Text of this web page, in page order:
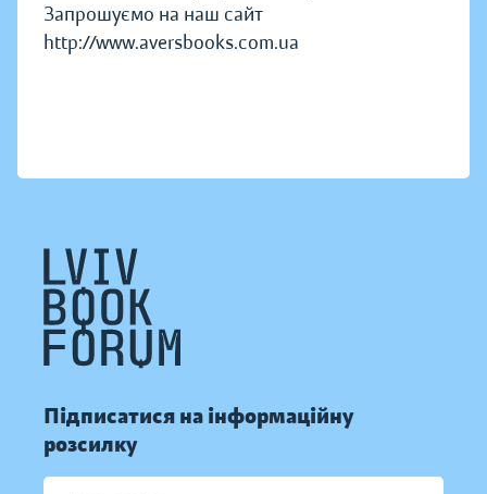
Запрошуємо на наш сайт
http://www.aversbooks.com.ua
Підписатися на інформаційну
розсилку